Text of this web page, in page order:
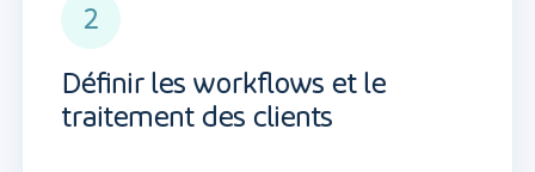
2
Définir les workflows et le
traitement des clients